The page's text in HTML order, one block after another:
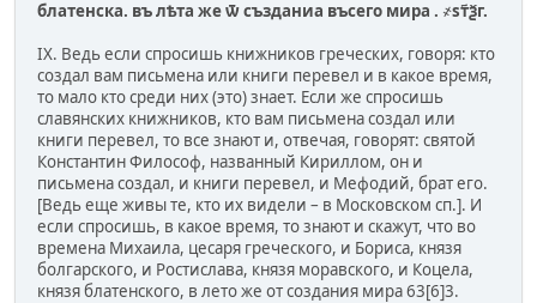
блатенска. въ лѣта же ѿ създаниа въсего мира . ҂sт҃ѯг.
IX. Ведь если спросишь книжников греческих, говоря: кто
создал вам письмена или книги перевел и в какое время,
то мало кто среди них (это) знает. Если же спросишь
славянских книжников, кто вам письмена создал или
книги перевел, то все знают и, отвечая, говорят: святой
Константин Философ, названный Кириллом, он и
письмена создал, и книги перевел, и Мефодий, брат его.
[Ведь еще живы те, кто их видели – в Московском сп.]. И
если спросишь, в какое время, то знают и скажут, что во
времена Михаила, цесаря греческого, и Бориса, князя
болгарского, и Ростислава, князя моравского, и Коцела,
князя блатенского, в лето же от создания мира 63[6]3.